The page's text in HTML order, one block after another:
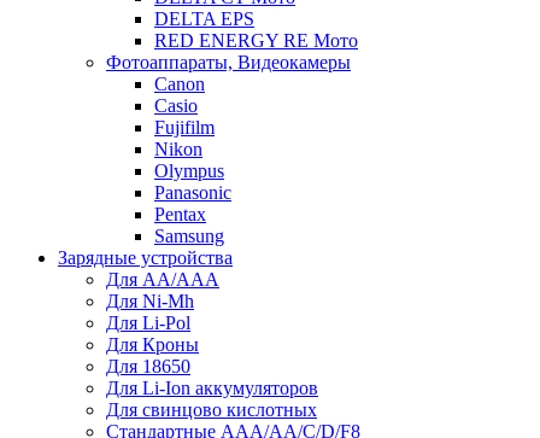
DELTA EPS
RED ENERGY RE Мото
Фотоаппараты, Видеокамеры
Canon
Casio
Fujifilm
Nikon
Olympus
Panasonic
Pentax
Samsung
Зарядные устройства
Для AA/AAA
Для Ni-Mh
Для Li-Pol
Для Кроны
Для 18650
Для Li-Ion аккумуляторов
Для свинцово кислотных
Стандартные ААА/АА/С/D/F8